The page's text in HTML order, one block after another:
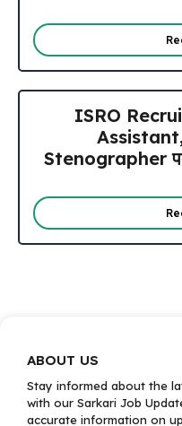
ISRO
Stenographer
ABOUT US
Stay informed about the
with our Sarkari Job
accurate information on